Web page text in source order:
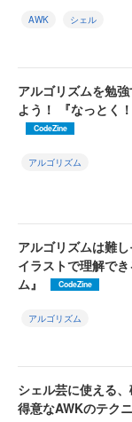
AWK シェル
アルゴリズムを勉
よう！ 『なっとく
CodeZine
アルゴリズム
アルゴリズムは難
イラストで理解で
ム』
CodeZine
アルゴリズム
シェル芸に使える
得意なAWKのテク